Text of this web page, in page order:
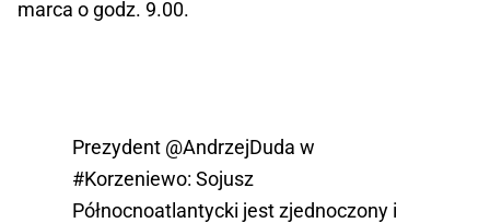
marca o godz. 9.00.
Prezydent @AndrzejDuda w
#Korzeniewo: Sojusz
Północnoatlantycki jest zjednoczony i